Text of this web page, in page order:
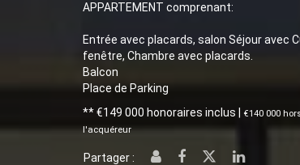
APPARTEMENT comprenant:
Entrée avec placards, salon Séjour avec
fenêtre, Chambre avec placards.
Balcon
Place de Parking
** €149 000 honoraires inclus €140 000
l'acquéreur
Partager :